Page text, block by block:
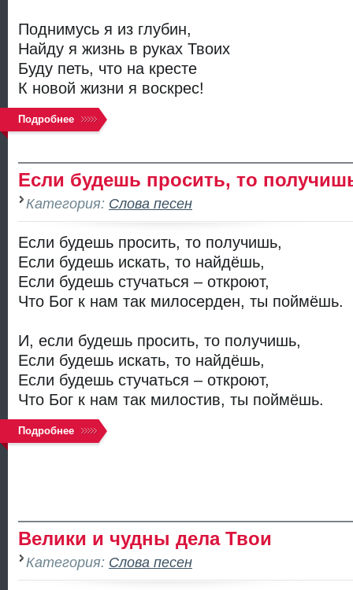
Поднимусь я из глубин,
Найду я жизнь в руках Твоих
Буду петь, что на кресте
К новой жизни я воскрес!
Подробнее
Если будешь просить, то
Категория: Слова песен
Если будешь просить, то получишь,
Если будешь искать, то найдёшь,
Если будешь стучаться – откроют,
Что Бог к нам так милосерден, ты поймёшь.
И, если будешь просить, то получишь,
Если будешь искать, то найдёшь,
Если будешь стучаться – откроют,
Что Бог к нам так милостив, ты поймёшь.
Подробнее
Велики и чудны дела Твои
Категория: Слова песен